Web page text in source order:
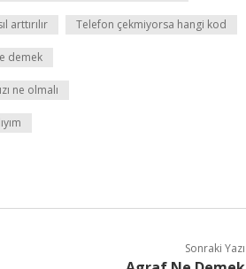
arttırılır Telefon çekmiyorsa hangi kod
demek
ne olmalı
Sonraki Yazı